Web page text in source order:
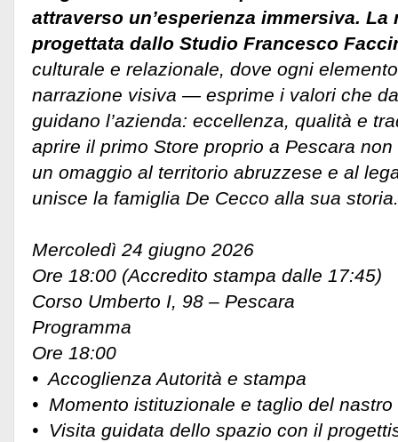
attraverso un’esperienza immersiva. La
progettata dallo Studio Francesco
culturale e relazionale, dove ogni
narrazione visiva — esprime i valori che
guidano l’azienda: eccellenza, qualità e
aprire il primo Store proprio a Pescara
un omaggio al territorio abruzzese e al
unisce la famiglia De Cecco alla sua storia.
Mercoledì 24 giugno 2026
Ore 18:00 (Accredito stampa dalle 17:45)
Corso Umberto I, 98 – Pescara
Programma
Ore 18:00
•⁠ ⁠Accoglienza Autorità e stampa
•⁠ ⁠Momento istituzionale e taglio del
•⁠ ⁠Visita guidata dello spazio con il